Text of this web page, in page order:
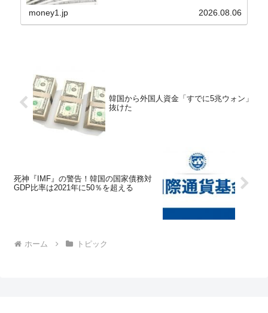
money1.jp 2026.08.06
韓国から外国人資金「すでに5兆ウォン」
抜けた
死神『IMF』の警告！韓国の国家債務対
GDP比率は2021年に50％を超える
ホーム トピック